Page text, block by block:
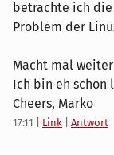
betrachte ich die
Problem der
Macht mal
Ich bin eh schon
Cheers, Marko
17:11 Link Antwort